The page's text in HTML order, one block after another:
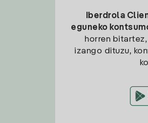
Iberdrola
eguneko
horren
izango dituzu,